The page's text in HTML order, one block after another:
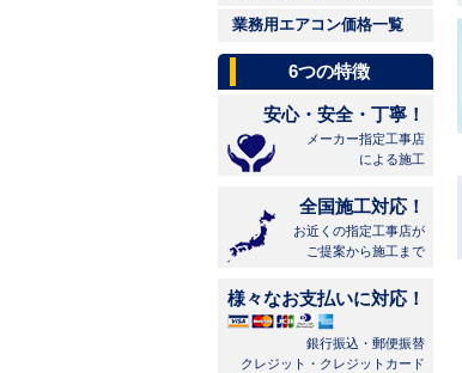
業務用エアコン価格一覧
6つの特徴
安心・安全・丁寧！
メーカー指定工事店
による施工
全国施工対応！
お近くの指定工事店が
ご提案から施工まで
様々なお支払いに対応！
銀行振込・郵便振替
クレジット・クレジットカード